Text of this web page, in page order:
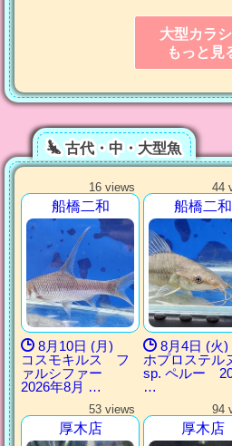
大型カラ
もっと見
古代・中・大型魚
16 views
船橋二和
8月10日 (月)
コスモキルス フ
ァルシファー
2026年8月 …
44
船橋二和
8月4日 (火)
ホプロステル
sp. ペルー
…
53 views
厚木店
94
厚木店